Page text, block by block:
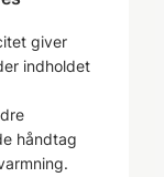
giver
indholdet
håndtag